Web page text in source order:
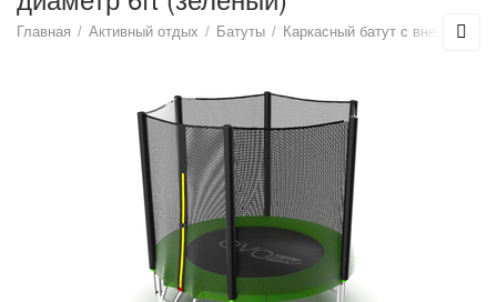
Главная / Активный отдых / Батуты / Каркасный батут с внешней